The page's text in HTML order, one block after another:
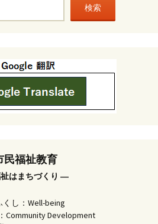
検索
民福祉教育
はまちづくり ―
し：Well-being
Community Development